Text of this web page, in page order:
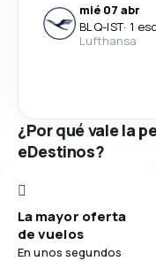
mié 07 abr
BLQ-IST· 1
Lufthansa
¿Por qué vale la
eDestinos?
La mayor oferta
de vuelos
En unos segundos